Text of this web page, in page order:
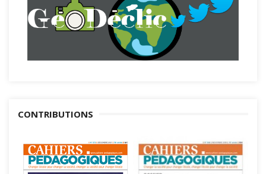
CONTRIBUTIONS